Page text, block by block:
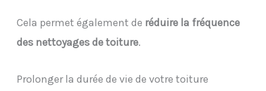
Cela permet également de réduire la fréquence
des nettoyages de toiture.
Prolonger la durée de vie de votre toiture